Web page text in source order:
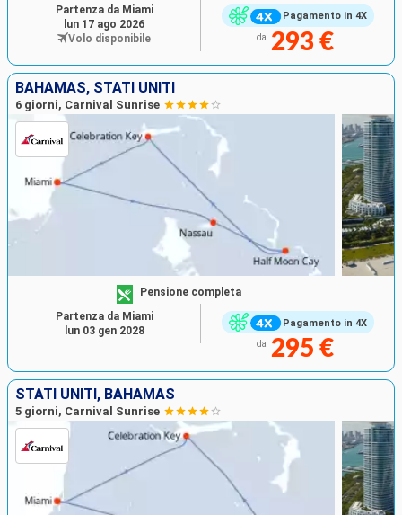
Pagamento in 4X
da 293 €
Partenza da Miami
lun 17 ago 2026
Volo disponibile
BAHAMAS, STATI UNITI
6 giorni, Carnival Sunrise
Pagamento in 4X
Pensione completa
da 295 €
Partenza da Miami
lun 03 gen 2028
STATI UNITI, BAHAMAS
5 giorni, Carnival Sunrise